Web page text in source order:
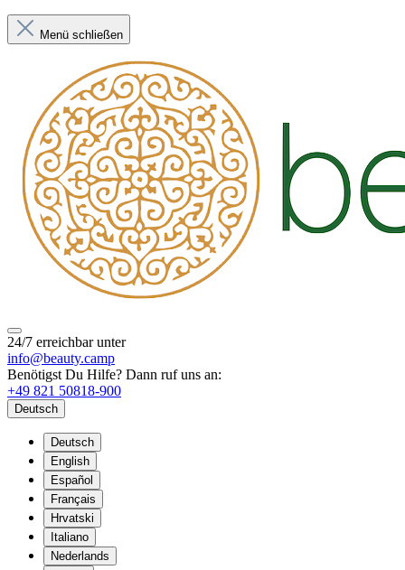
Menü schließen
24/7 erreichbar unter
info@beauty.camp
Benötigst Du Hilfe? Dann ruf uns an:
+49 821 50818-900
Deutsch
Deutsch
English
Español
Français
Hrvatski
Italiano
Nederlands